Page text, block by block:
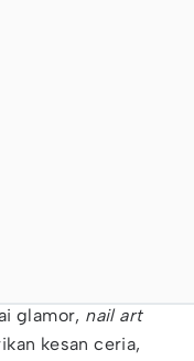
glamor, nail art
kesan ceria,